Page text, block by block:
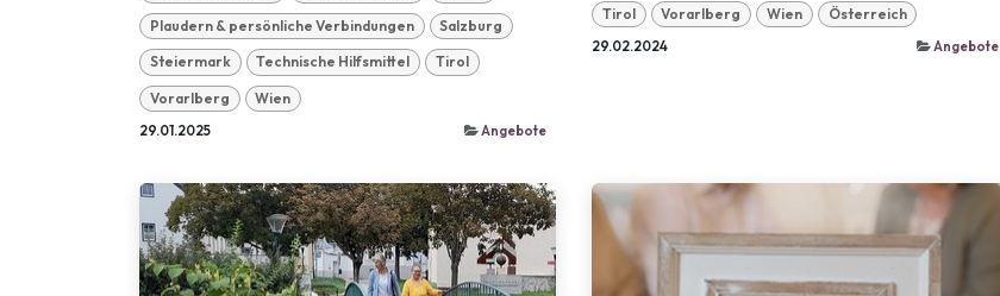
Plaudern & persönliche Verbindungen Salzburg
Steiermark Technische Hilfsmittel Tirol
Vorarlberg Wien
29.01.2025 Angebote
Tirol Vorarlberg Wien Österreich
29.02.2024 Angebote